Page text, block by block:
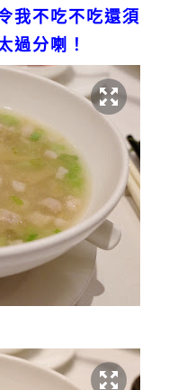
我不吃不吃還須
過分喇！